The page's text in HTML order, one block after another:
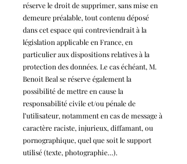
réserve le droit de supprimer, sans mise en
demeure préalable, tout contenu déposé
dans cet espace qui contreviendrait à la
législation applicable en France, en
particulier aux dispositions relatives à la
protection des données. Le cas échéant, M.
Benoit Beal se réserve également la
possibilité de mettre en cause la
responsabilité civile et/ou pénale de
l’utilisateur, notamment en cas de message à
caractère raciste, injurieux, diffamant, ou
pornographique, quel que soit le support
utilisé (texte, photographie…).